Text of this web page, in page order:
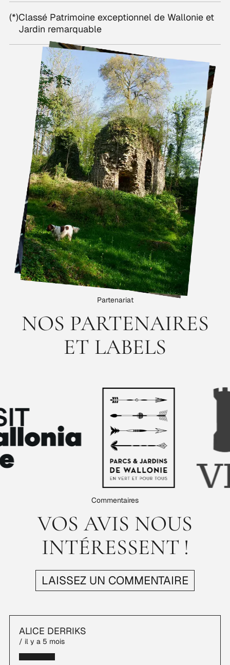
(*)Classé Patrimoine exceptionnel de Wallonie et
Jardin remarquable
Partenariat
NOS PARTENAIRES
ET LABELS
Commentaires
VOS AVIS NOUS
INTÉRESSENT !
LAISSEZ UN COMMENTAIRE
ALICE DERRIKS
/ il y a 5 mois
Etoile remplie
Etoile remplie
Etoile remplie
Etoile remplie
Etoile remplie